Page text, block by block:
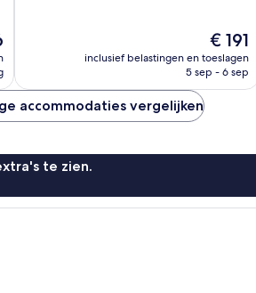
beoordelingen
De
prijs
is
€ 191
inclusief belastingen en toeslagen
5 sep - 6 sep
accommodaties vergelijken
te zien.